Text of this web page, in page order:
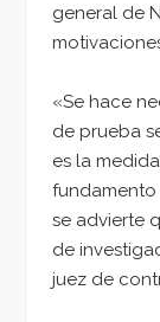
general de
«Se hace
de prueba
es la
fundamento
se advierte
de
juez de